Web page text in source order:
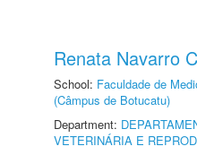
Renata Navarro
School: Faculdade de
(Câmpus de Botucatu)
Department:
VETERINÁRIA E